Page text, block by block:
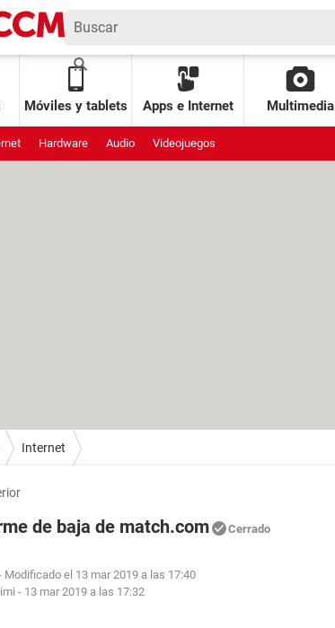
Móviles y tablets Apps e Internet Multimedia
Hardware Audio Videojuegos
Internet
de baja de match.com Cerrado
Modificado el 13 mar 2019 a las 17:40
- 13 mar 2019 a las 17:32